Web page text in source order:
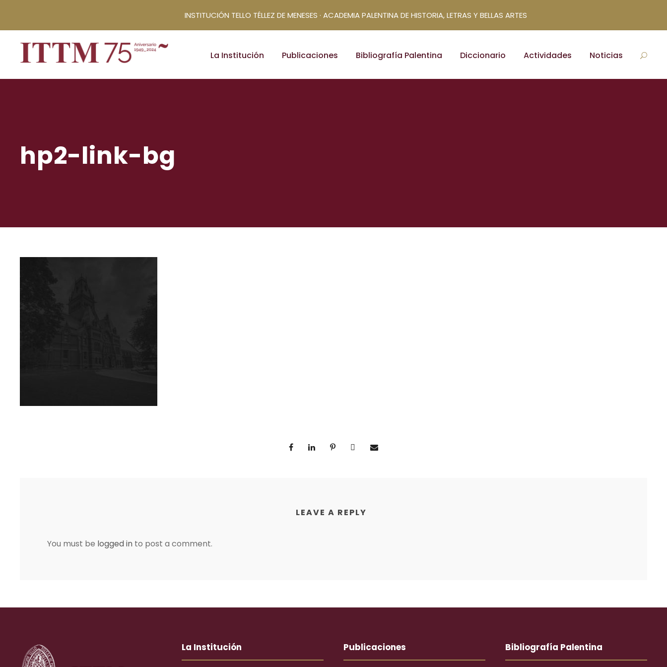
INSTITUCIÓN TELLO TÉLLEZ DE MENESES · ACADEMIA PALENTINA DE HISTORIA, LETRAS Y BELLAS ARTES
La Institución Publicaciones Bibliografía Palentina Diccionario Actividades Noticias
hp2-link-bg
LEAVE A REPLY
You must be logged in to post a comment.
La Institución Publicaciones Bibliografía Palentina